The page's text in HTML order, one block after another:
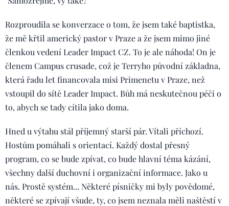
Rozproudila se konverzace o tom, že jsem také baptistka,
že mě křtil americký pastor v Praze a že jsem mimo jiné
členkou vedení Leader Impact CZ. To je ale náhoda! On je
členem Campus crusade, což je Terryho původní základna,
která řadu let financovala misi Primenetu v Praze, než
vstoupil do sítě Leader Impact. Bůh má neskutečnou péči o
to, abych se tady cítila jako doma.
Hned u výtahu stál příjemný starší pár. Vítali příchozí.
Hostům pomáhali s orientací. Každý dostal přesný
program, co se bude zpívat, co bude hlavní téma kázání,
všechny další duchovní i organizační informace. Jako u
nás. Prostě systém... Některé písničky mi byly povědomé,
některé se zpívají všude, ty, co jsem neznala měli naštěstí v